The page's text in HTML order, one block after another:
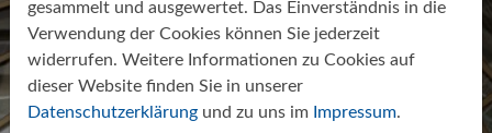
POLITIK-WIRTSCHAFT
gesammelt und ausgewertet. Das Einverständnis in die
Verwendung der Cookies können Sie jederzeit
widerrufen. Weitere Informationen zu Cookies auf
dieser Website finden Sie in unserer
Datenschutzerklärung und zu uns im Impressum.